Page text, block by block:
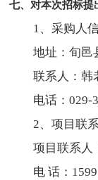
七、对本次招标提
1、采购人
地址：旬邑
联系人：韩
电话：029-
2、项目联
项目联系人
电 话：